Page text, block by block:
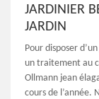
JARDINIER
JARDIN
Pour disposer
un traitement au
Ollmann jean
cours de l’année.